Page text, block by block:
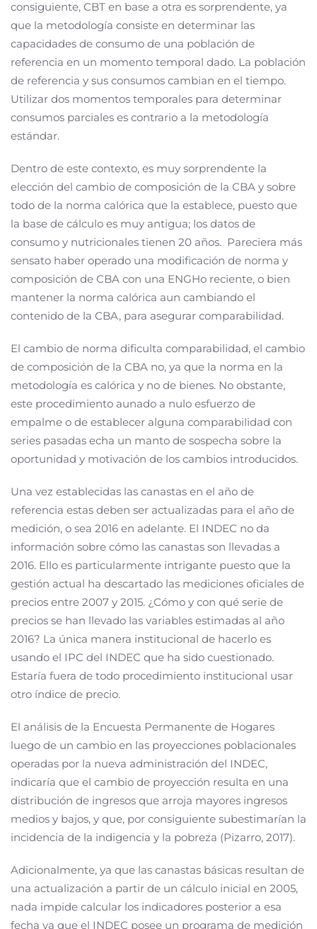
consiguiente, CBT en base a otra es sorprendente, ya
que la metodología consiste en determinar las
capacidades de consumo de una población de
referencia en un momento temporal dado. La población
de referencia y sus consumos cambian en el tiempo.
Utilizar dos momentos temporales para determinar
consumos parciales es contrario a la metodología
estándar.
Dentro de este contexto, es muy sorprendente la
elección del cambio de composición de la CBA y sobre
todo de la norma calórica que la establece, puesto que
la base de cálculo es muy antigua; los datos de
consumo y nutricionales tienen 20 años. Pareciera más
sensato haber operado una modificación de norma y
composición de CBA con una ENGHo reciente, o bien
mantener la norma calórica aun cambiando el
contenido de la CBA, para asegurar comparabilidad.
El cambio de norma dificulta comparabilidad, el cambio
de composición de la CBA no, ya que la norma en la
metodología es calórica y no de bienes. No obstante,
este procedimiento aunado a nulo esfuerzo de
empalme o de establecer alguna comparabilidad con
series pasadas echa un manto de sospecha sobre la
oportunidad y motivación de los cambios introducidos.
Una vez establecidas las canastas en el año de
referencia estas deben ser actualizadas para el año de
medición, o sea 2016 en adelante. El INDEC no da
información sobre cómo las canastas son llevadas a
2016. Ello es particularmente intrigante puesto que la
gestión actual ha descartado las mediciones oficiales de
precios entre 2007 y 2015. ¿Cómo y con qué serie de
precios se han llevado las variables estimadas al año
2016? La única manera institucional de hacerlo es
usando el IPC del INDEC que ha sido cuestionado.
Estaría fuera de todo procedimiento institucional usar
otro índice de precio.
El análisis de la Encuesta Permanente de Hogares
luego de un cambio en las proyecciones poblacionales
operadas por la nueva administración del INDEC,
indicaría que el cambio de proyección resulta en una
distribución de ingresos que arroja mayores ingresos
medios y bajos, y que, por consiguiente subestimarían la
incidencia de la indigencia y la pobreza (Pizarro, 2017).
Adicionalmente, ya que las canastas básicas resultan de
una actualización a partir de un cálculo inicial en 2005,
nada impide calcular los indicadores posterior a esa
fecha ya que el INDEC posee un programa de medición